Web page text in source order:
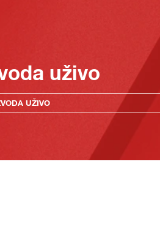
uživo
UŽIVO